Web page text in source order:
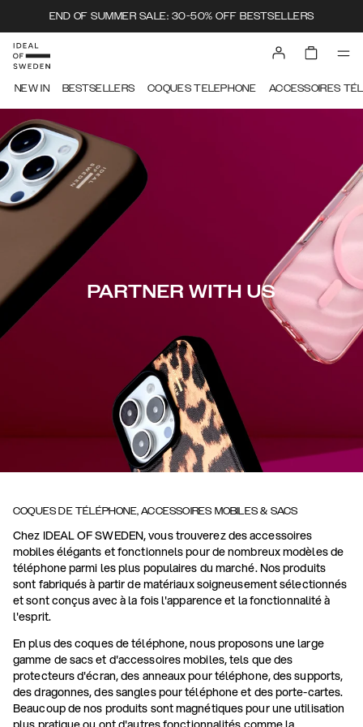
END OF SUMMER SALE: 30-50% OFF BESTSELLERS
NEW IN BESTSELLERS COQUES TELEPHONE ACCESSOIRES
PARTNER WITH US
COQUES DE TÉLÉPHONE, ACCESSOIRES MOBILES & SACS
Chez IDEAL OF SWEDEN, vous trouverez des accessoires
mobiles élégants et fonctionnels pour de nombreux modèles de
téléphone parmi les plus populaires du marché. Nos produits
sont fabriqués à partir de matériaux soigneusement sélectionnés
et sont conçus avec à la fois l'apparence et la fonctionnalité à
l'esprit.
En plus des coques de téléphone, nous proposons une large
gamme de sacs et d'accessoires mobiles, tels que des
protecteurs d'écran, des anneaux pour téléphone, des supports,
des dragonnes, des sangles pour téléphone et des porte-cartes.
Beaucoup de nos produits sont magnétiques pour une utilisation